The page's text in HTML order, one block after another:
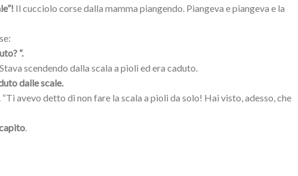
Il cucciolo corse dalla mamma piangendo. Piangeva e piangeva e la
“.
scendendo dalla scala a pioli ed era caduto.
dalle scale.
“Ti avevo detto di non fare la scala a pioli da solo! Hai visto, adesso, che
.